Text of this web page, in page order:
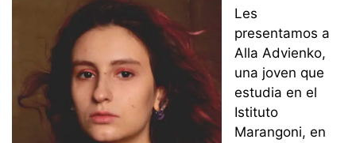
Les
presentamos a
Alla Advienko,
una joven que
estudia en el
Istituto
Marangoni, en